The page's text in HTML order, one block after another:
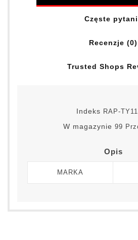
Częste
Recenzje (0)
Trusted Shops
Indeks RAP-
W magazynie 99
Opis
MARKA